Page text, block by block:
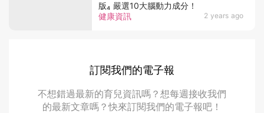
健康資訊 2 years ago
版₄ 嚴選10大腦動力成分！
訂閱我們的電子報
不想錯過最新的育兒資訊嗎？想每週接收我們
的最新文章嗎？快來訂閱我們的電子報吧！